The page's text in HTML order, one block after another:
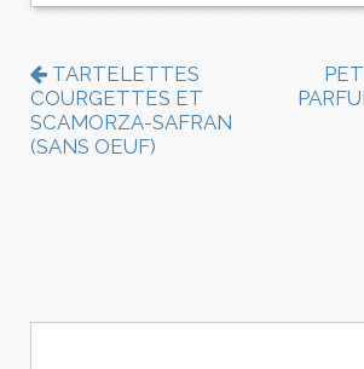
TARTELETTES
COURGETTES ET
SCAMORZA-SAFRAN
(SANS OEUF)